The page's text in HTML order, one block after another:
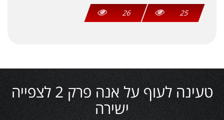
25
26
טעינה לעוף על אנה פרק 2 לצפייה
ישירה